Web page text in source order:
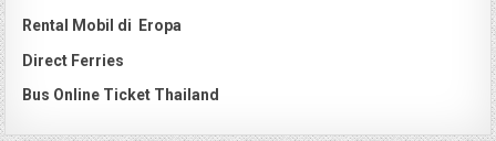
Rental Mobil di Eropa
Direct Ferries
Bus Online Ticket Thailand